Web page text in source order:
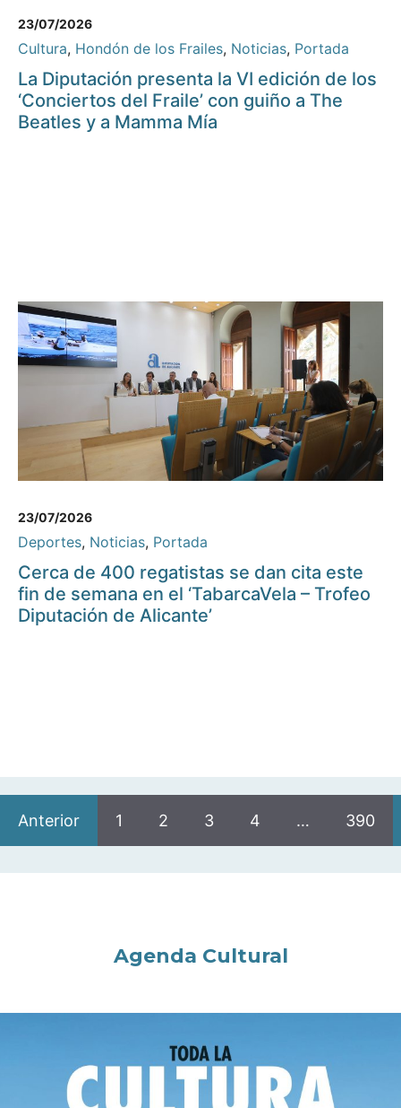
23/07/2026
Cultura, Hondón de los Frailes, Noticias, Portada
La Diputación presenta la VI edición de los
‘Conciertos del Fraile’ con guiño a The
Beatles y a Mamma Mía
23/07/2026
Deportes, Noticias, Portada
Cerca de 400 regatistas se dan cita este
fin de semana en el ‘TabarcaVela – Trofeo
Diputación de Alicante’
Anterior 1 2 3 4 … 390
Agenda Cultural